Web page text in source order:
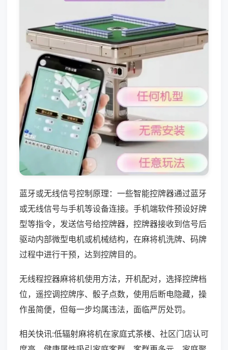
蓝牙或无线信号控制原理：一些智能控牌器通过蓝牙
或无线信号与手机等设备连接。手机端软件预设好牌
型等指令，发送信号给控牌器，控牌器接收到信号后
驱动内部微型电机或机械结构，在麻将机洗牌、码牌
过程中进行干预，达到控牌目的。
无线程控器麻将机使用方法，开机配对，选择控牌档
位，遥控调控牌序、骰子点数，使用后断电隐藏，操
作虽简便，但每一步均属违法，面临严厉处罚。
相关快讯:低辐射麻将机在家庭式茶楼、社区门店认可